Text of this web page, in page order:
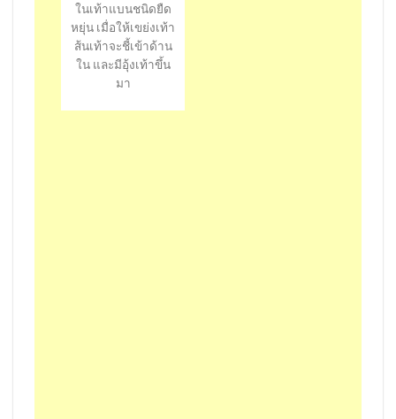
ในเท้าแบนชนิดยืด
หยุ่น เมื่อให้เขย่งเท้า
ส้นเท้าจะชี้เข้าด้าน
ใน และมีอุ้งเท้าขึ้น
มา